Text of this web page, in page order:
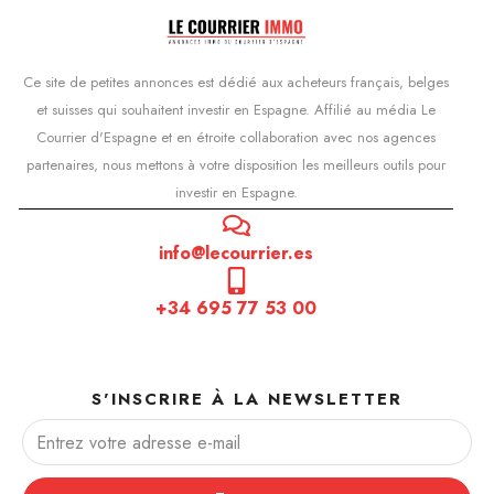
Ce site de petites annonces est dédié aux acheteurs français, belges
et suisses qui souhaitent investir en Espagne. Affilié au média Le
Courrier d'Espagne et en étroite collaboration avec nos agences
partenaires, nous mettons à votre disposition les meilleurs outils pour
investir en Espagne.
info@lecourrier.es
+34 695 77 53 00
S'INSCRIRE À LA NEWSLETTER